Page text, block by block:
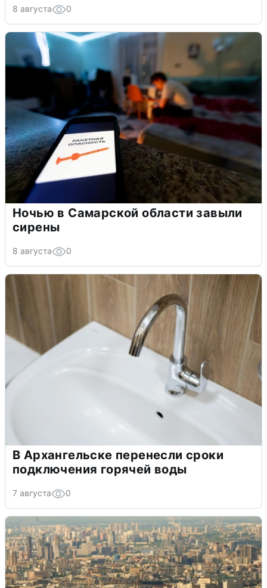
8 августа 0
Ночью в Самарской области завыли
сирены
8 августа 0
В Архангельске перенесли сроки
подключения горячей воды
7 августа 0